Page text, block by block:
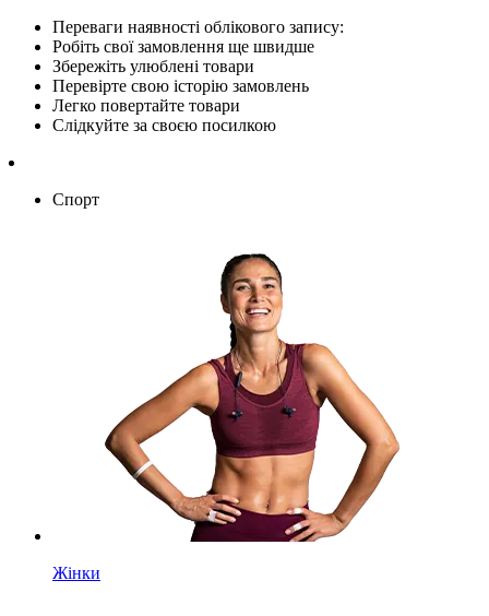
Переваги наявності облікового запису:
Робіть свої замовлення ще швидше
Збережіть улюблені товари
Перевірте свою історію замовлень
Легко повертайте товари
Слідкуйте за своєю посилкою
Спорт
Жінки